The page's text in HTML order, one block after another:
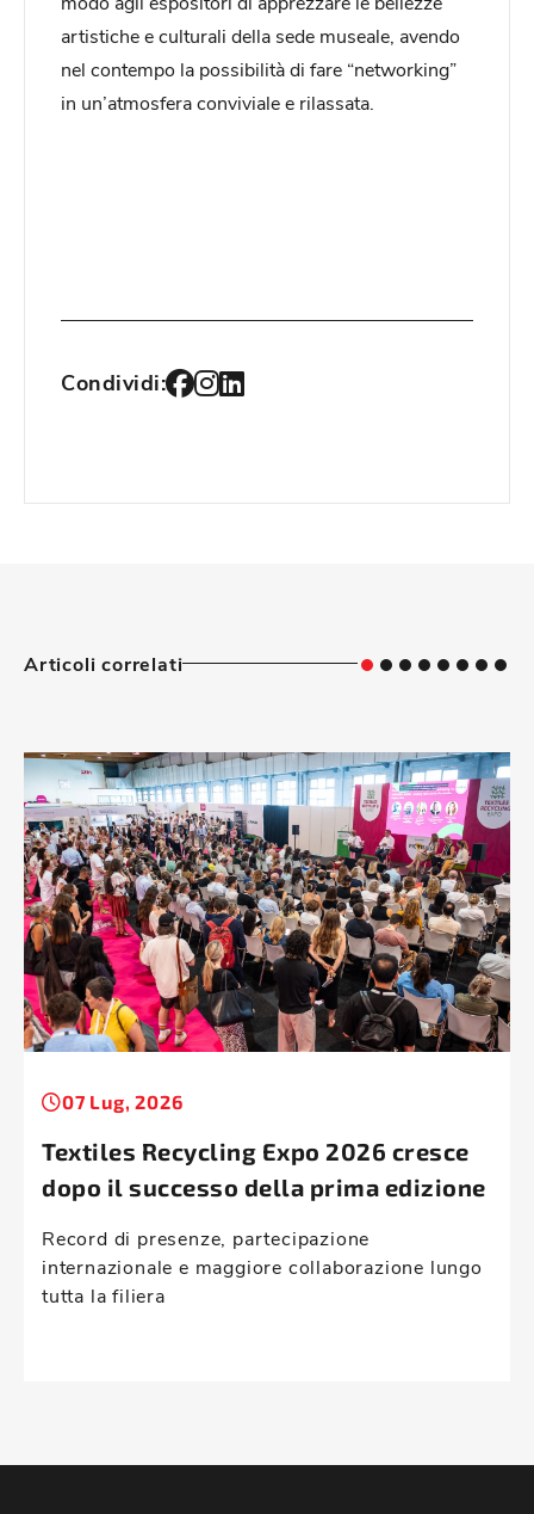
artistiche e culturali della sede museale, avendo
nel contempo la possibilità di fare “networking”
in un’atmosfera conviviale e rilassata.
Condividi:
Articoli correlati
07 Lug, 2026
Textiles Recycling Expo 2026 cresce
dopo il successo della prima edizione
Record di presenze, partecipazione
internazionale e maggiore collaborazione lungo
tutta la filiera